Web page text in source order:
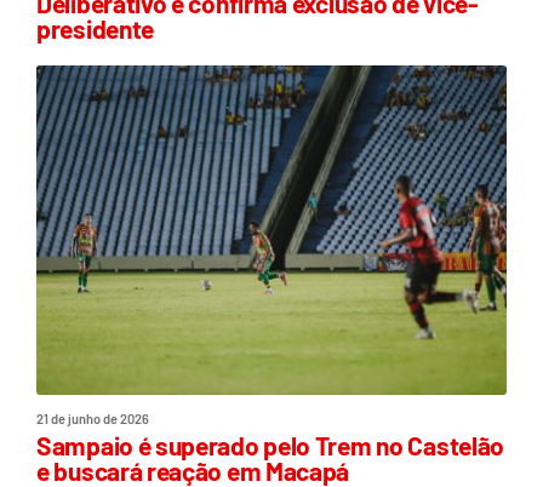
presidente
21 de junho de 2026
Sampaio é superado pelo Trem no Castelão
e buscará reação em Macapá